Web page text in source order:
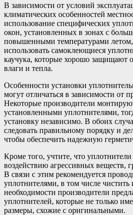
В зависимости от условий
климатических особенностей
использование специфических
окон, установленных в зонах с
повышенными температурами летом,
использовать самоклеющиеся
каучука, которые хорошо защищают
влаги и тепла.
Особенности установки
могут отличаться в зависимости от
Некоторые производители
установленными уплотнителями,
установку независимо. В обоих
следовать правильному порядку и
чтобы обеспечить надежную
Кроме того, учтите, что
воздействию агрессивных веществ,
В связи с этим рекомендуется
уплотнителями, в том числе
необходимости производители
уплотнителей, которые не только
размеры, схожие с оригинальными.